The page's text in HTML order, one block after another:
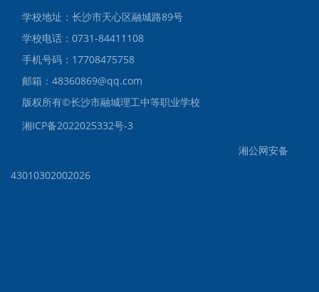
学校地址：长沙市天心区融城路89号
学校电话：0731-84411108
手机号码：17708475758
邮箱：48360869@qq.com
版权所有©️长沙市融城理工中等职业学校
湘ICP备2022025332号-3
湘公网安备
43010302002026